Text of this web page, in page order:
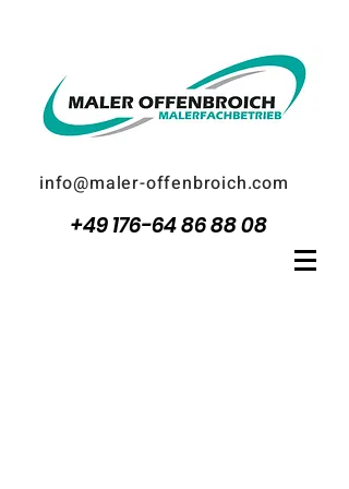
info@maler-offenbroich.com
+49 176-64 86 88 08